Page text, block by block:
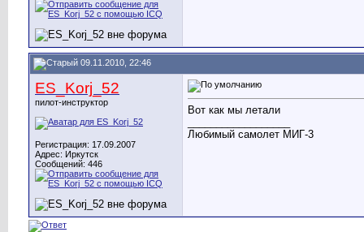
09.11.2010, 22:46
ES_Korj_52
пилот-инструктор
Регистрация: 17.09.2007
Адрес: Иркутск
Сообщений: 446
Вот как мы летали
Любимый самолет МИГ-3